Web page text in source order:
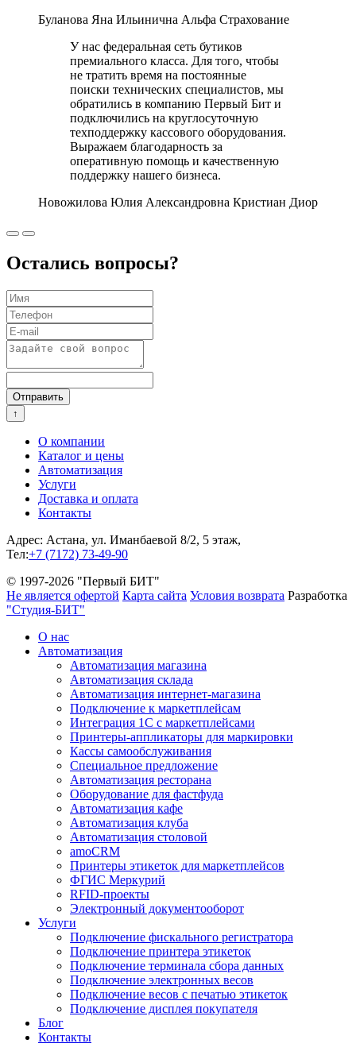
Буланова Яна Ильинична Альфа Страхование
У нас федеральная сеть бутиков
премиального класса. Для того, чтобы
не тратить время на постоянные
поиски технических специалистов, мы
обратились в компанию Первый Бит и
подключились на круглосуточную
техподдержку кассового оборудования.
Выражаем благодарность за
оперативную помощь и качественную
поддержку нашего бизнеса.
Новожилова Юлия Александровна Кристиан Диор
Остались вопросы?
Отправить
↑
О компании
Каталог и цены
Автоматизация
Услуги
Доставка и оплата
Контакты
Адрес: Астана, ул. Иманбаевой 8/2, 5 этаж,
Тел:+7 (7172) 73-49-90
© 1997-2026 "Первый БИТ"
Не является офертой Карта сайта Условия возврата Разработка
"Студия-БИТ"
О нас
Автоматизация
Автоматизация магазина
Автоматизация склада
Автоматизация интернет-магазина
Подключение к маркетплейсам
Интеграция 1С с маркетплейсами
Принтеры-аппликаторы для маркировки
Кассы самообслуживания
Специальное предложение
Автоматизация ресторана
Оборудование для фастфуда
Автоматизация кафе
Автоматизация клуба
Автоматизация столовой
amoCRM
Принтеры этикеток для маркетплейсов
ФГИС Меркурий
RFID-проекты
Электронный документооборот
Услуги
Подключение фискального регистратора
Подключение принтера этикеток
Подключение терминала сбора данных
Подключение электронных весов
Подключение весов с печатью этикеток
Подключение дисплея покупателя
Блог
Контакты